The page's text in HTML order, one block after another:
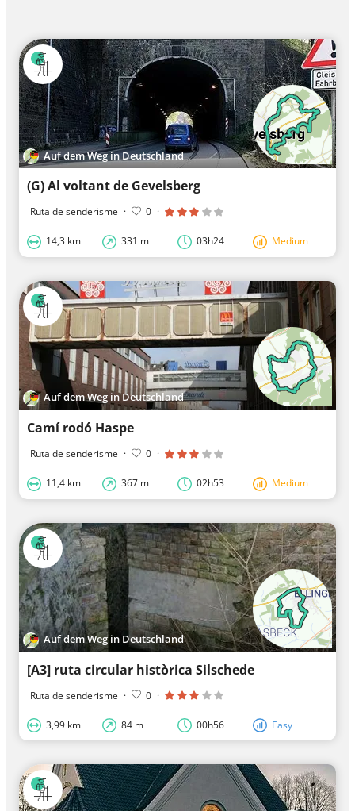
Auf dem Weg in Deutschland
(G) Al voltant de Gevelsberg
Ruta de senderisme · 0 ·
14,3 km 331 m 03h24 Medium
Auf dem Weg in Deutschland
Camí rodó Haspe
Ruta de senderisme · 0 ·
11,4 km 367 m 02h53 Medium
Auf dem Weg in Deutschland
[A3] ruta circular històrica Silschede
Ruta de senderisme · 0 ·
3,99 km 84 m 00h56 Easy